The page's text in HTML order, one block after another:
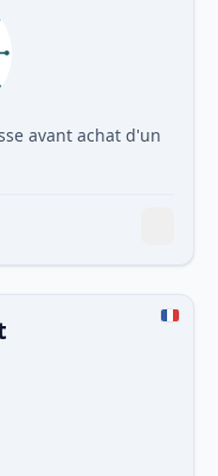
avant achat d'un